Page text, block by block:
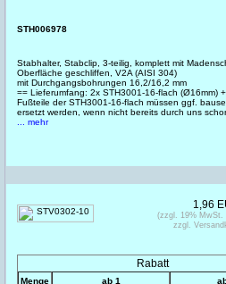
STH006978
Stabhalter, Stabclip, 3-teilig, komplett mit
Oberfläche geschliffen, V2A (AISI 304)
mit Durchgangsbohrungen 16,2/16,2 mm
== Lieferumfang: 2x STH3001-16-flach (Ø16mm)
Fußteile der STH3001-16-flach müssen ggf.
ersetzt werden, wenn nicht bereits durch uns
... mehr
Rabatt
Menge ab 1
1,96
(zzgl. 19% MwSt.
zzgl.